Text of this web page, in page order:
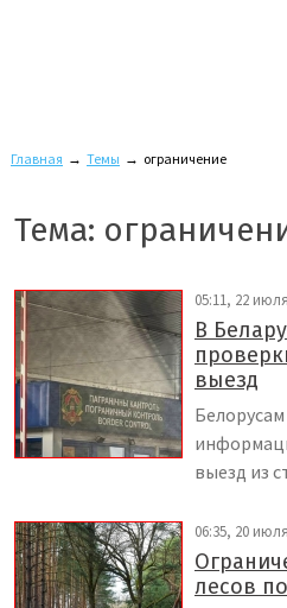
Главная → Темы → ограничение
Тема:
05:11, 22
В
выезд
выезд из
06:35, 20
лесов